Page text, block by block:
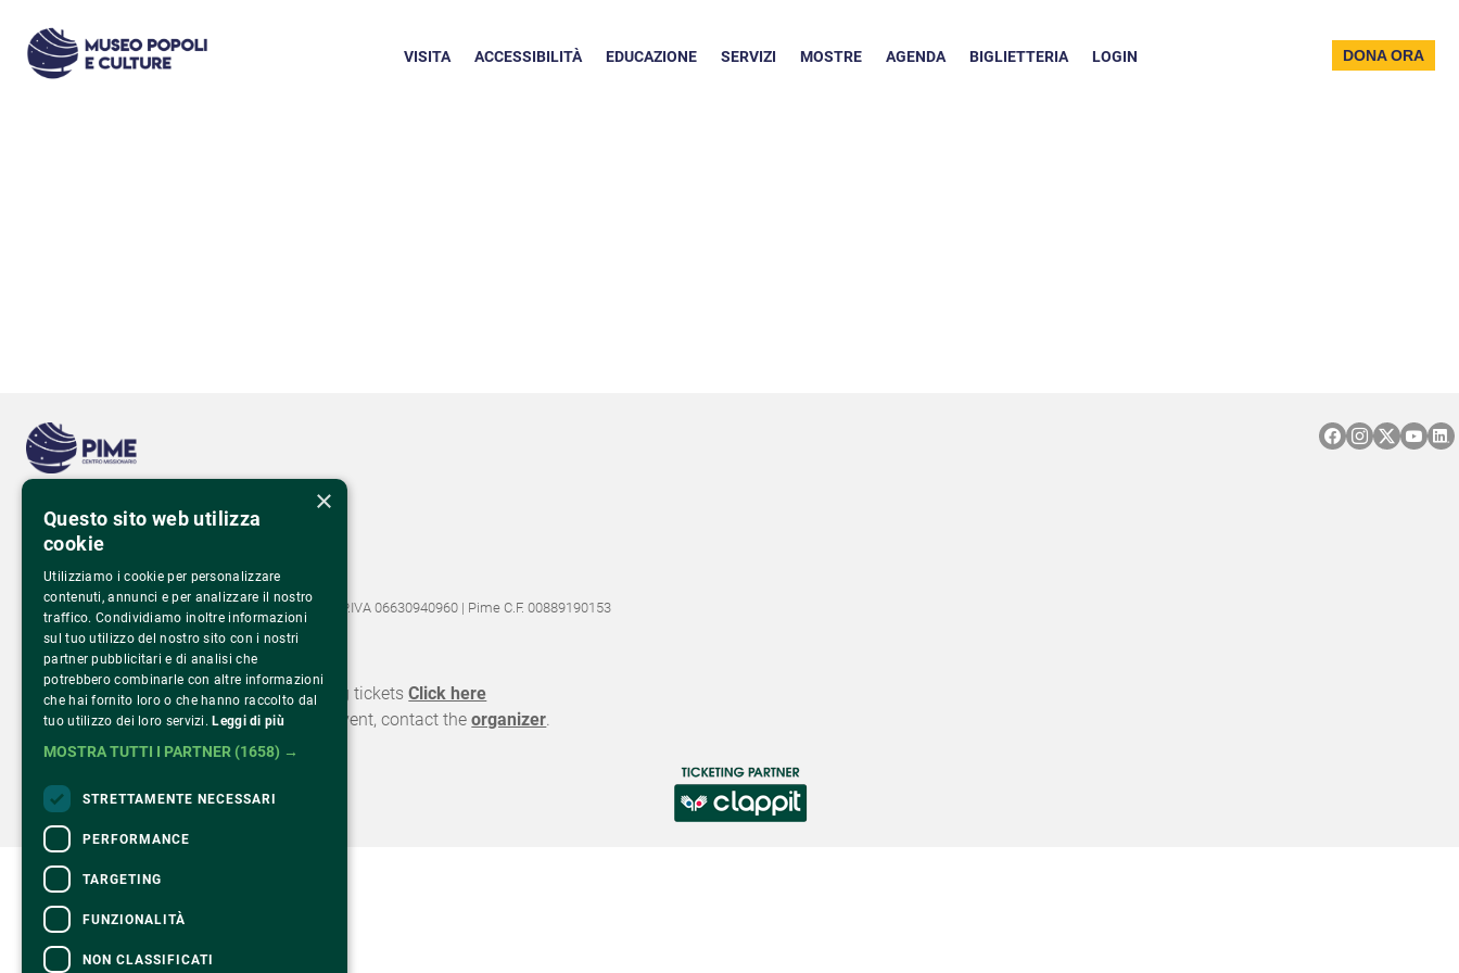
LOGIN
BIGLIETTERIA
AGENDA
MOSTRE
SERVIZI
EDUCAZIONE
ACCESSIBILITÀ
VISITA DONA ORA
20149 Milano – Italia
Tel.02 43 822 379
©2022 Fondazione Pime Onlus C.F. 97486040153 e P.IVA 06630940960 | Pime C.F. 00889190153
CONTACTS
For information and support in purchasing ticketsClick here
For information on the program and the event, contact theorganizer
Accessibility statement
×
Questo sito web utilizza
cookie
Utilizziamo i cookie per personalizzare
contenuti, annunci e per analizzare il nostro
traffico. Condividiamo inoltre informazioni
sul tuo utilizzo del nostro sito con i nostri
partner pubblicitari e di analisi che
potrebbero combinarle con altre informazioni
che hai fornito loro o che hanno raccolto dal
tuo utilizzo dei loro servizi. Leggi di più
MOSTRA TUTTI I PARTNER (1658) →
STRETTAMENTE NECESSARI
PERFORMANCE
TARGETING
FUNZIONALITÀ
NON CLASSIFICATI